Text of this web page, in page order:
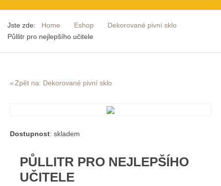
košík je prázdný
Jste zde:
Home Eshop
Dekorované pivní sklo
Půllitr pro nejlepšího učitele
Zpět na: Dekorované pivní sklo
Dostupnost: skladem
PŮLLITR PRO NEJLEPŠÍHO
UČITELE